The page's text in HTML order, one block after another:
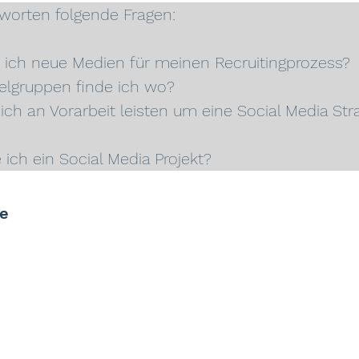
folgende Fragen:
neue Medien für meinen Recruitingprozess?
finde ich wo?
an Vorarbeit leisten um eine Social Media
ein Social Media Projekt?